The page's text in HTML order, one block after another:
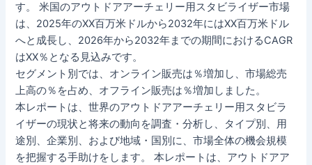
す。 米国のアウトドアアーチェリー用スタビライザー市場
は、2025年のXX百万米ドルから2032年にはXX百万米ドル
へと成長し、2026年から2032年までの期間におけるCAGR
はXX％となる見込みです。
セグメント別では、オンライン販売は％増加し、市場総売
上高の％を占め、オフライン販売は％増加しました。
本レポートは、世界のアウトドアアーチェリー用スタビラ
イザーの現状と将来の動向を調査・分析し、タイプ別、用
途別、企業別、および地域・国別に、市場全体の機会規模
を把握する手助けをします。 本レポートは、アウトドアア